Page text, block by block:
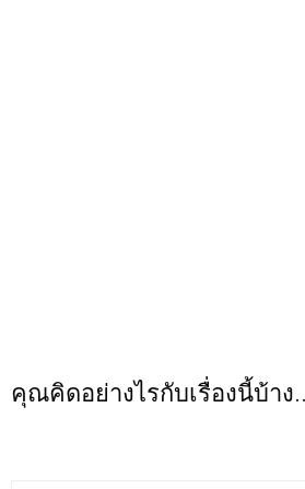
คุณคิดอย่างไรกับเรื่องนี้บ้าง